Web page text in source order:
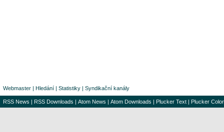
Webmaster | Hledání | Statistiky | Syndikační kanály
RSS News | RSS Downloads | Atom News | Atom Downloads | Plucker Text | Plucker Color